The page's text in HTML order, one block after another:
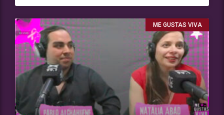
ME GUSTAS VIVA